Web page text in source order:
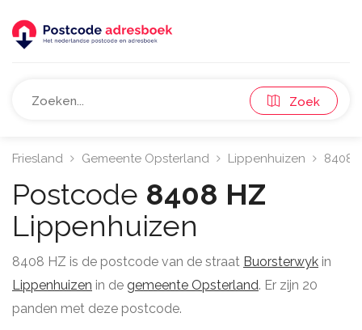
Zoek
Friesland Gemeente Opsterland Lippenhuizen 8408
Postcode 8408 HZ
Lippenhuizen
8408 HZ is de postcode van de straat Buorsterwyk in
Lippenhuizen in de gemeente Opsterland. Er zijn 20
panden met deze postcode.